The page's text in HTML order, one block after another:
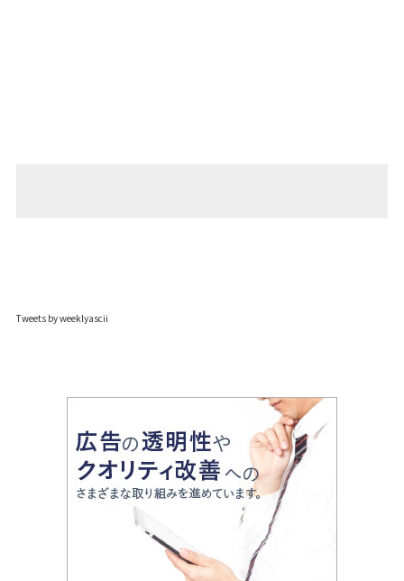
Tweets by weeklyascii